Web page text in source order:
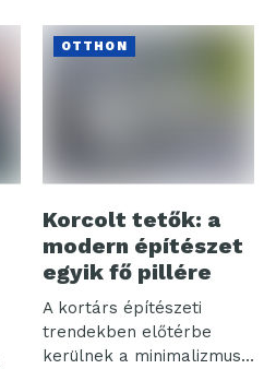
OTTHON
Korcolt tetők: a
modern építészet
egyik fő pillére
A kortárs építészeti
trendekben előtérbe
kerülnek a minimalizmus